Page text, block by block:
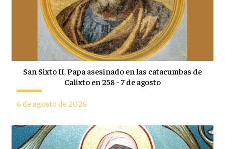
San Sixto II, Papa asesinado en las catacumbas de
Calixto en 258 - 7 de agosto
6 de agosto de 2026